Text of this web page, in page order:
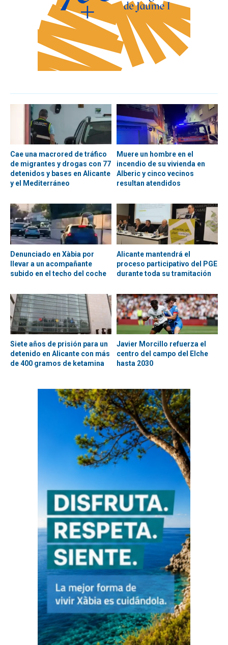
Cae una macrored de tráfico
de migrantes y drogas con 77
detenidos y bases en Alicante
y el Mediterráneo
Muere un hombre en el
incendio de su vivienda en
Alberic y cinco vecinos
resultan atendidos
Denunciado en Xàbia por
llevar a un acompañante
subido en el techo del coche
Alicante mantendrá el
proceso participativo del PGE
durante toda su tramitación
Siete años de prisión para un
detenido en Alicante con más
de 400 gramos de ketamina
Javier Morcillo refuerza el
centro del campo del Elche
hasta 2030